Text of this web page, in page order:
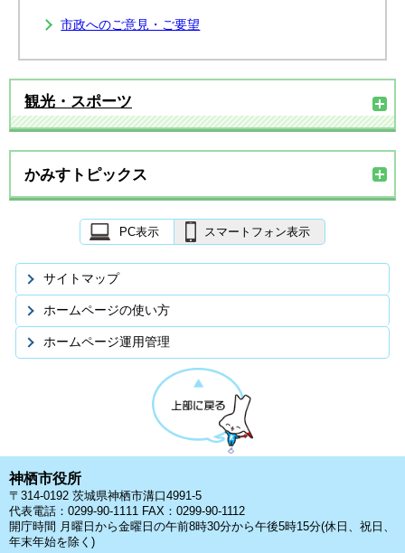
市政へのご意見・ご要望
観光・スポーツ
かみすトピックス
PC表示 スマートフォン表示
サイトマップ
ホームページの使い方
ホームページ運用管理
神栖市役所
〒314-0192 茨城県神栖市溝口4991-5
代表電話：0299-90-1111 FAX：0299-90-1112
開庁時間 月曜日から金曜日の午前8時30分から午後5時15分(休日、祝日、
年末年始を除く)